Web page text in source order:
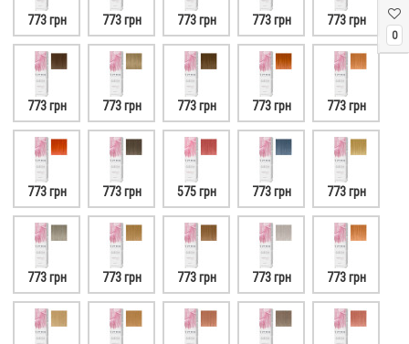
0
773 грн 773 грн 773 грн 773 грн 773 грн
773 грн 773 грн 773 грн 773 грн 773 грн
773 грн 773 грн 575 грн 773 грн 773 грн
773 грн 773 грн 773 грн 773 грн 773 грн